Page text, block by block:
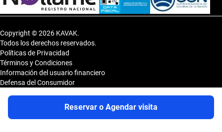
Reservar o Agendar visita
Copyright © 2026 KAVAK.
Todos los derechos reservados.
Políticas de Privacidad
Términos y Condiciones
Información del usuario financiero
Defensa del Consumidor
Shopping DOT 3er Subsuelo- Vedia 3600, CP 1430, Capital Federal,